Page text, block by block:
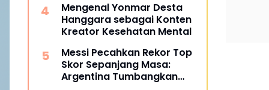
Mengenal Yonmar Desta
Hanggara sebagai Konten
Kreator Kesehatan Mental
Messi Pecahkan Rekor Top
Skor Sepanjang Masa:
Argentina Tumbangkan